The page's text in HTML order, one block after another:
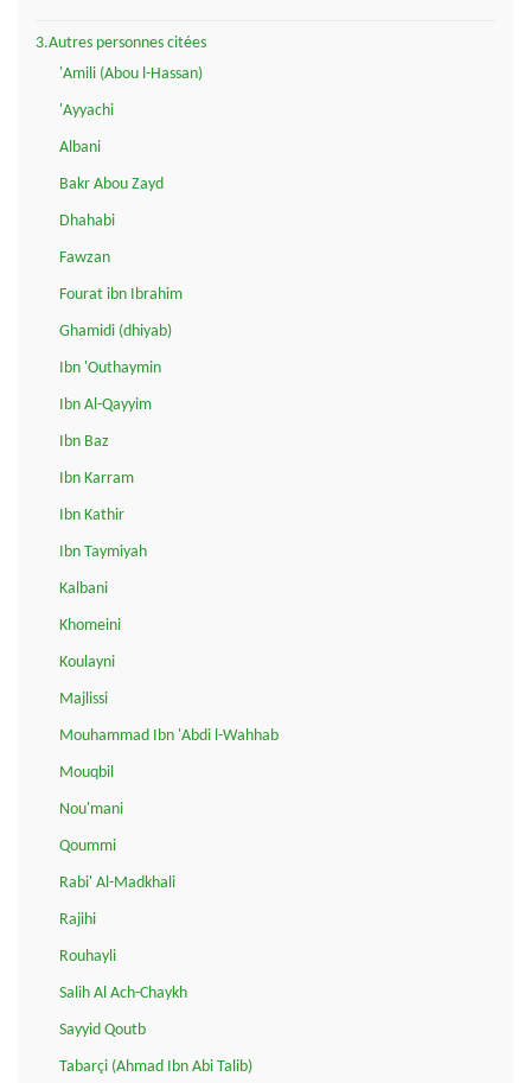
3.Autres personnes citées
'Amili (Abou l-Hassan)
'Ayyachi
Albani
Bakr Abou Zayd
Dhahabi
Fawzan
Fourat ibn Ibrahim
Ghamidi (dhiyab)
Ibn 'Outhaymin
Ibn Al-Qayyim
Ibn Baz
Ibn Karram
Ibn Kathir
Ibn Taymiyah
Kalbani
Khomeini
Koulayni
Majlissi
Mouhammad Ibn 'Abdi l-Wahhab
Mouqbil
Nou'mani
Qoummi
Rabi' Al-Madkhali
Rajihi
Rouhayli
Salih Al Ach-Chaykh
Sayyid Qoutb
Tabarçi (Ahmad Ibn Abi Talib)